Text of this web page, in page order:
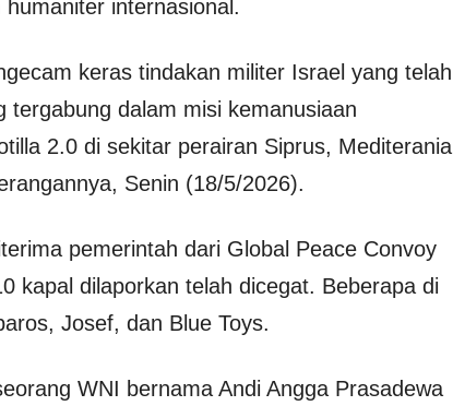
internasional.
keras tindakan militer Israel yang telah
tergabung dalam misi kemanusiaan
2.0 di sekitar perairan Siprus, Mediterania
Senin (18/5/2026).
pemerintah dari Global Peace Convoy
kapal dilaporkan telah dicegat. Beberapa di
Josef, dan Blue Toys.
WNI bernama Andi Angga Prasadewa